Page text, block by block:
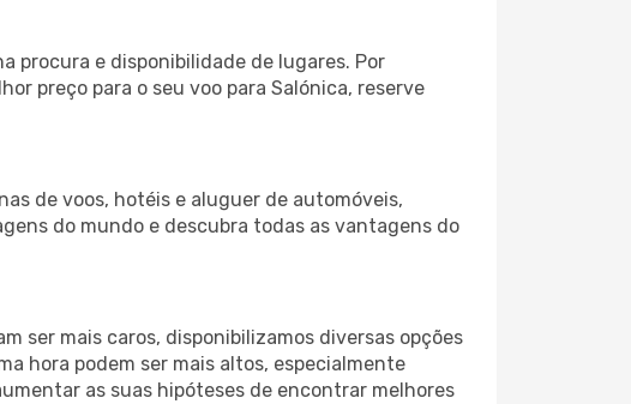
procura e disponibilidade de lugares. Por
preço para o seu voo para Salónica, reserve
de voos, hotéis e aluguer de automóveis,
do mundo e descubra todas as vantagens do
ser mais caros, disponibilizamos diversas opções
hora podem ser mais altos, especialmente
as suas hipóteses de encontrar melhores